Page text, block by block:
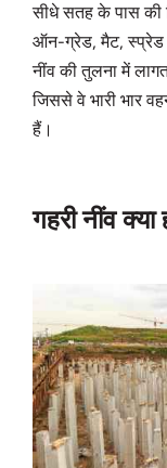
सीधे सतह के पास की
ऑन-ग्रेड, मैट, स्प्रेड
नींव की तुलना में
जिससे वे भारी भार
हैं।
गहरी नींव क्या